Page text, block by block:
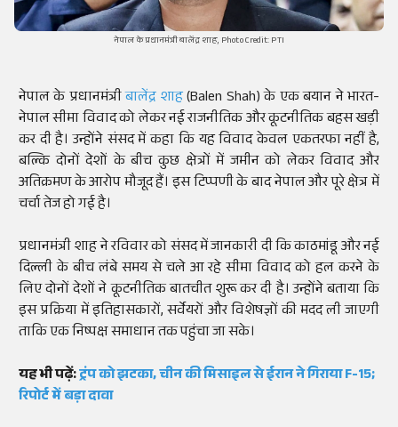
नेपाल के प्रधानमंत्री बालेंद्र शाह, Photo Credit: PTI
नेपाल के प्रधानमंत्रीबालेंद्र शाह(Balen Shah) के एक बयान ने भारत-
नेपाल सीमा विवाद को लेकर नई राजनीतिक और कूटनीतिक बहस खड़ी
कर दी है। उन्होंने संसद में कहा कि यह विवाद केवल एकतरफा नहीं है,
बल्कि दोनों देशों के बीच कुछ क्षेत्रों में जमीन को लेकर विवाद और
अतिक्रमण के आरोप मौजूद हैं। इस टिप्पणी के बाद नेपाल और पूरे क्षेत्र में
चर्चा तेज हो गई है।
प्रधानमंत्री शाह ने रविवार को संसद में जानकारी दी कि काठमांडू और नई
दिल्ली के बीच लंबे समय से चले आ रहे सीमा विवाद को हल करने के
लिए दोनों देशों ने कूटनीतिक बातचीत शुरू कर दी है। उन्होंने बताया कि
इस प्रक्रिया में इतिहासकारों, सर्वेयरों और विशेषज्ञों की मदद ली जाएगी
ताकि एक निष्पक्ष समाधान तक पहुंचा जा सके।
यह भी पढ़ें:ट्रंप को झटका, चीन की मिसाइल से ईरान ने गिराया F-15;
रिपोर्ट में बड़ा दावा